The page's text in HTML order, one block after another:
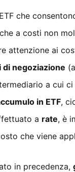
che
a costi non
attenzione ai
negoziazione
a cui
in ETF,
a rate, è
che viene
in precedenza,